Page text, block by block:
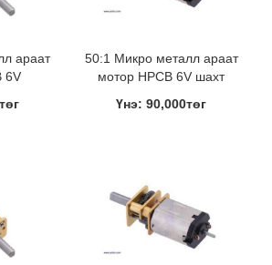
араат
6V
50:1 Микро металл араат
мотор HPCB 6V шахт
Үнэ: 90,000төг